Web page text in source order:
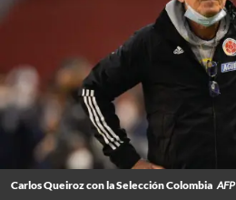
Carlos Queiroz con la Selección Colombia AFP